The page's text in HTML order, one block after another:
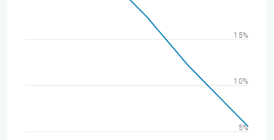
10%
5%
15%